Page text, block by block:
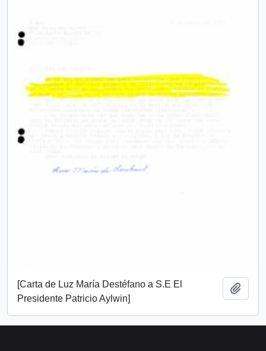
[Carta de Luz María Destéfano a S.E El
Presidente Patricio Aylwin]